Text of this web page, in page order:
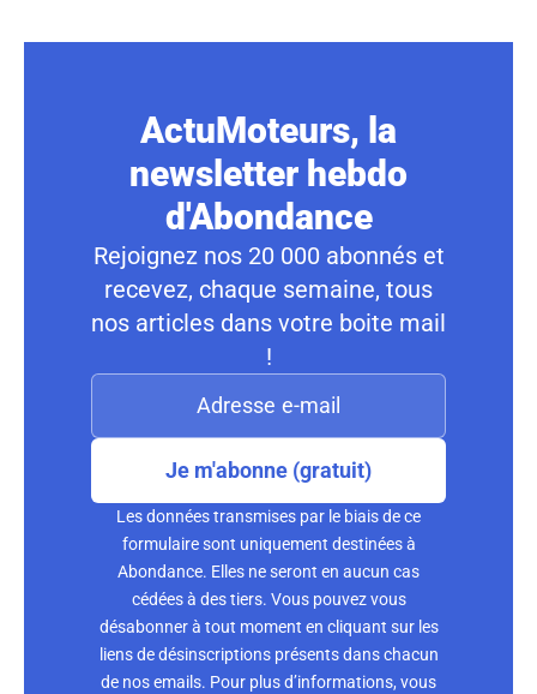
ActuMoteurs, la
newsletter hebdo
d'Abondance
Rejoignez nos 20 000 abonnés et
recevez, chaque semaine, tous
nos articles dans votre boite mail
!
Je m'abonne (gratuit)
Les données transmises par le biais de ce
formulaire sont uniquement destinées à
Abondance. Elles ne seront en aucun cas
cédées à des tiers. Vous pouvez vous
désabonner à tout moment en cliquant sur les
liens de désinscriptions présents dans chacun
de nos emails. Pour plus d’informations, vous